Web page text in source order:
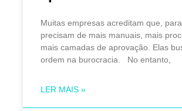
Muitas empresas acreditam que,
precisam de mais manuais, mais
mais camadas de aprovação. Elas
ordem na burocracia. No entanto,
LER MAIS »